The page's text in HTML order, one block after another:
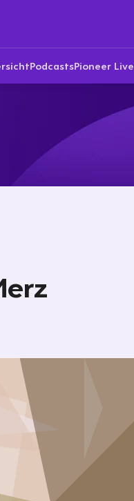
PodcastsPioneer Live